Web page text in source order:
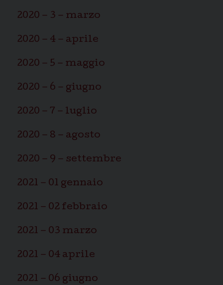
2020 – 3 – marzo
2020 – 4 – aprile
2020 – 5 – maggio
2020 – 6 – giugno
2020 – 7 – luglio
2020 – 8 – agosto
2020 – 9 – settembre
2021 – 01 gennaio
2021 – 02 febbraio
2021 – 03 marzo
2021 – 04 aprile
2021 – 06 giugno